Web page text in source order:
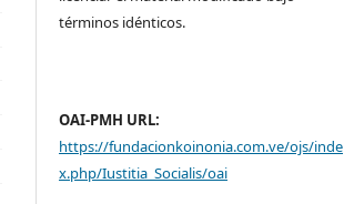
términos idénticos.
OAI-PMH URL:
https://fundacionkoinonia.com.ve/ojs/inde
x.php/Iustitia_Socialis/oai